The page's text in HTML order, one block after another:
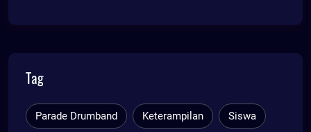
Tag
Parade Drumband Keterampilan Siswa